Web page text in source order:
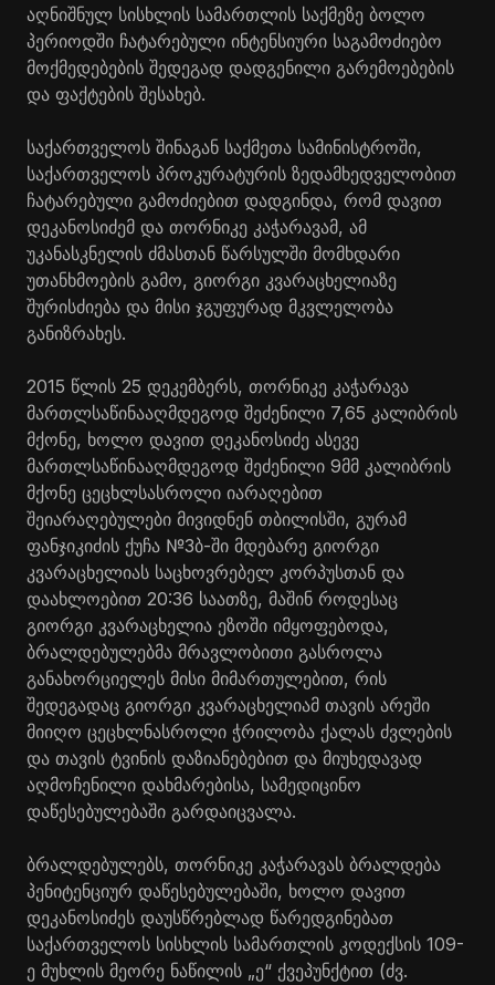
აღნიშნულ სისხლის სამართლის საქმეზე ბოლო
პერიოდში ჩატარებული ინტენსიური საგამოძიებო
მოქმედებების შედეგად დადგენილი გარემოებების
და ფაქტების შესახებ.
საქართველოს შინაგან საქმეთა სამინისტროში,
საქართველოს პროკურატურის ზედამხედველობით
ჩატარებული გამოძიებით დადგინდა, რომ დავით
დეკანოსიძემ და თორნიკე კაჭარავამ, ამ
უკანასკნელის ძმასთან წარსულში მომხდარი
უთანხმოების გამო, გიორგი კვარაცხელიაზე
შურისძიება და მისი ჯგუფურად მკვლელობა
განიზრახეს.
2015 წლის 25 დეკემბერს, თორნიკე კაჭარავა
მართლსაწინააღმდეგოდ შეძენილი 7,65 კალიბრის
მქონე, ხოლო დავით დეკანოსიძე ასევე
მართლსაწინააღმდეგოდ შეძენილი 9მმ კალიბრის
მქონე ცეცხლსასროლი იარაღებით
შეიარაღებულები მივიდნენ თბილისში, გურამ
ფანჯიკიძის ქუჩა №3ბ-ში მდებარე გიორგი
კვარაცხელიას საცხოვრებელ კორპუსთან და
დაახლოებით 20:36 საათზე, მაშინ როდესაც
გიორგი კვარაცხელია ეზოში იმყოფებოდა,
ბრალდებულებმა მრავლობითი გასროლა
განახორციელეს მისი მიმართულებით, რის
შედეგადაც გიორგი კვარაცხელიამ თავის არეში
მიიღო ცეცხლნასროლი ჭრილობა ქალას ძვლების
და თავის ტვინის დაზიანებებით და მიუხედავად
აღმოჩენილი დახმარებისა, სამედიცინო
დაწესებულებაში გარდაიცვალა.
ბრალდებულებს, თორნიკე კაჭარავას ბრალდება
პენიტენციურ დაწესებულებაში, ხოლო დავით
დეკანოსიძეს დაუსწრებლად წარედგინებათ
საქართველოს სისხლის სამართლის კოდექსის 109-
ე მუხლის მეორე ნაწილის „ე“ ქვეპუნქტით (ძვ.